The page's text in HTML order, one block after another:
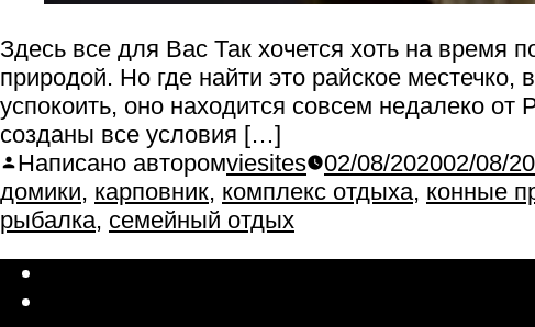
Здесь все для Вас Так хочется хоть на время
природой. Но где найти это райское
успокоить, оно находится совсем недалеко
созданы все условия […]
Написано авторомviesites 02/08/202002/08/
домики, карповник, комплекс отдыха, конные
рыбалка, семейный отдых